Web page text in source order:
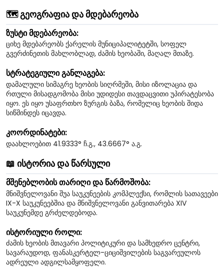
🗺️ გეოგრაფია და მდებარეობა
ზუსტი მდებარეობა:
ციხე მდებარეობს ქარელის მუნიციპალიტეტში, სოფელ
გვერძინეთის მახლობლად, ძამის ხეობაში, მაღალ მთაზე.
სტრატეგიული განლაგება:
დამალული სიმაგრე ხეობის სიღრმეში, მისი იზოლაცია და
რთული მისადგომობა მისი უდიდესი თავდაცვითი უპირატესობა
იყო. ეს იყო უსაფრთხო ზურგის ბაზა, რომელიც ხეობის შიდა
სიწმინდეს იცავდა.
კოორდინატები:
დაახლოებით 41.9333° ჩ.გ., 43.6667° ა.გ.
📖 ისტორია და წარსული
მშენებლობის თარიღი და წარმოშობა:
მნიშვნელოვანი შუა საუკუნეების კომპლექსი, რომლის სათავეები
IX-X საუკუნეებშია და მნიშვნელოვანი განვითარება XIV
საუკუნემდე გრძელდებოდა.
ისტორიული როლი:
ძამის ხეობის მთავარი პოლიტიკური და სამხედრო ცენტრი,
სავარაუდოდ, ფანასკერტელ-ციციშვილების საგვარეულოს
ადრეული ადგილსამყოფელი.